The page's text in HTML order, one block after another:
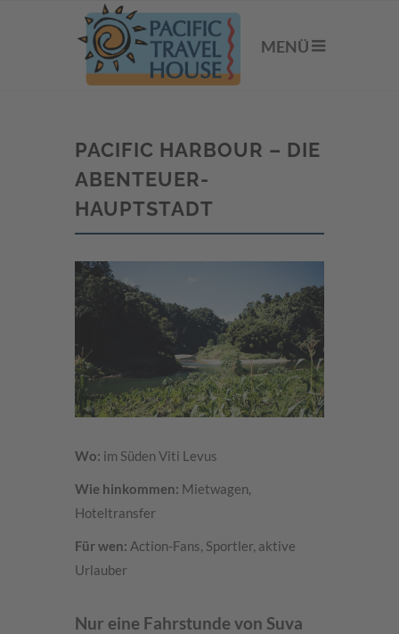
MENÜ
PACIFIC HARBOUR – DIE
ABENTEUER-
HAUPTSTADT
Wo: im Süden Viti Levus
Wie hinkommen: Mietwagen,
Hoteltransfer
Für wen: Action-Fans, Sportler, aktive
Urlauber
Nur eine Fahrstunde von Suva